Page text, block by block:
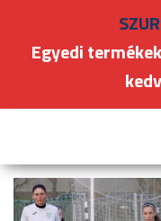
Egyedi